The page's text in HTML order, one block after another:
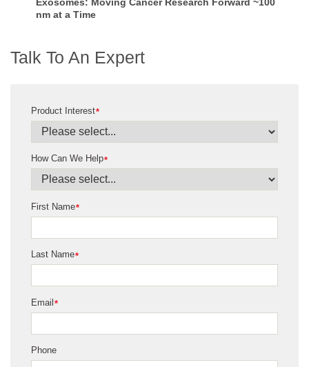
Exosomes: Moving Cancer Research Forward ~100
nm at a Time
Talk To An Expert
*
Product Interest
*
How Can We Help
*
First Name
*
Last Name
*
Email
Phone